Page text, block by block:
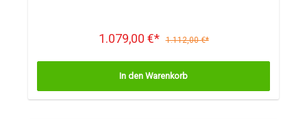
1.079,00 €* 1.112,00 €*
In den Warenkorb